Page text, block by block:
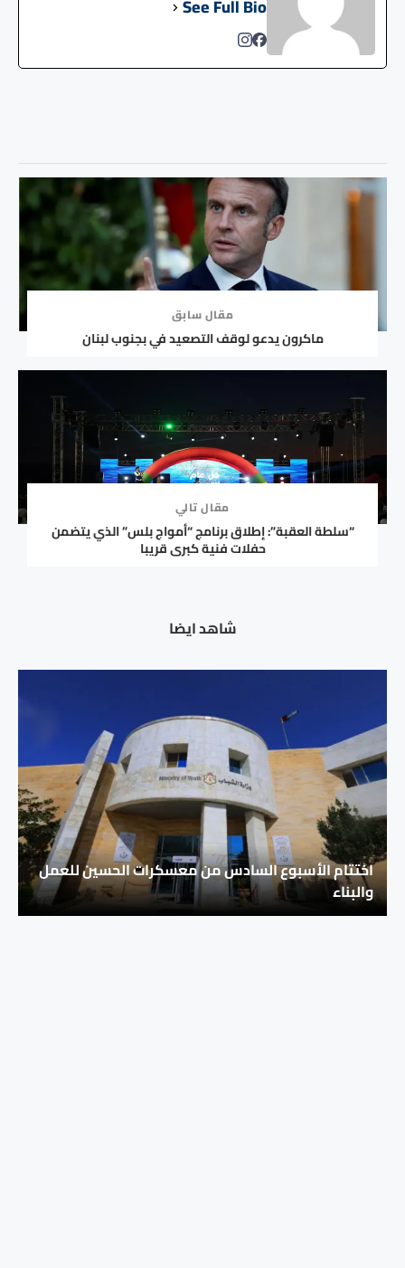
See Full Bio
مقال سابق
ماكرون يدعو لوقف التصعيد في بجنوب لبنان
مقال تالي
“سلطة العقبة”: إطلاق برنامج “أمواج بلس” الذي يتضمن
حفلات فنية كبرى قريبا
شاهد ايضا
اختتام الأسبوع السادس من معسكرات الحسين للعمل
والبناء